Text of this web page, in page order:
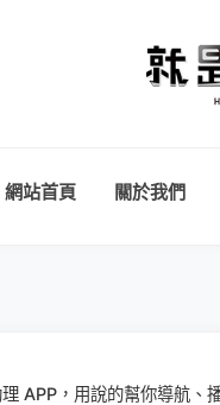
網站首頁 關於我們
APP，用說的幫你導航、